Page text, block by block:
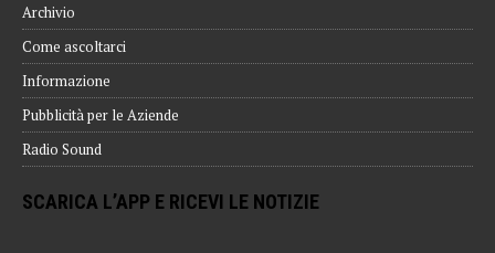
Archivio
Come ascoltarci
Informazione
Pubblicità per le Aziende
Radio Sound
SCARICA L’APP E RICEVI LE NOTIZIE